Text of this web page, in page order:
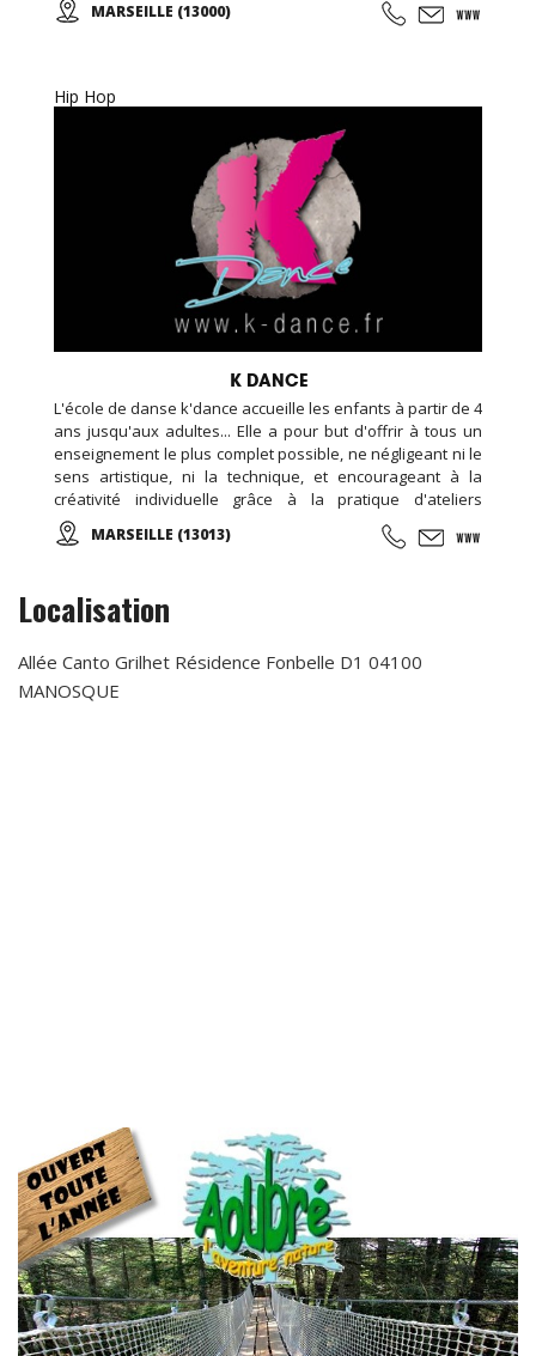
Sévillane dans le panorama Flamenco!
MARSEILLE (13000)
Hip Hop
K DANCE
L'école de danse k'dance accueille les enfants à partir de 4
ans jusqu'aux adultes... Elle a pour but d'offrir à tous un
enseignement le plus complet possible, ne négligeant ni le
sens artistique, ni la technique, et encourageant à la
créativité individuelle grâce à la pratique d'ateliers
chorégraphiques. Cours de danse classique, modern-jazz,
hip-hop, break, ragga, orientale et zumba ... Cours de
MARSEILLE (13013)
Localisation
Allée Canto Grilhet Résidence Fonbelle D1 04100
MANOSQUE